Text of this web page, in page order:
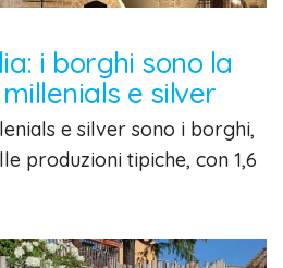
i borghi sono la
e silver
e silver sono i borghi,
produzioni tipiche, con 1,6